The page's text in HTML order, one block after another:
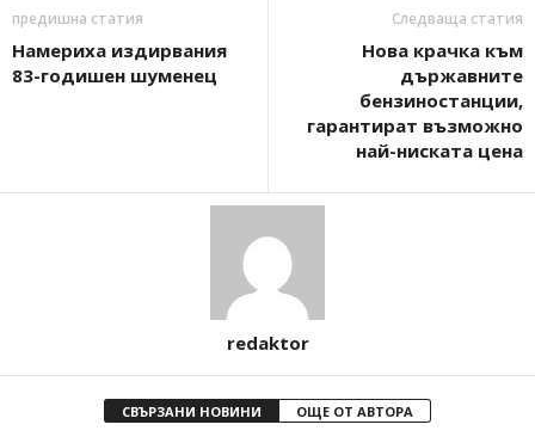
предишна статия
Намериха издирвания
83-годишен шуменец
Следваща статия
Нова крачка към
държавните
бензиностанции,
гарантират възможно
най-ниската цена
redaktor
СВЪРЗАНИ НОВИНИ ОЩЕ ОТ АВТОРА